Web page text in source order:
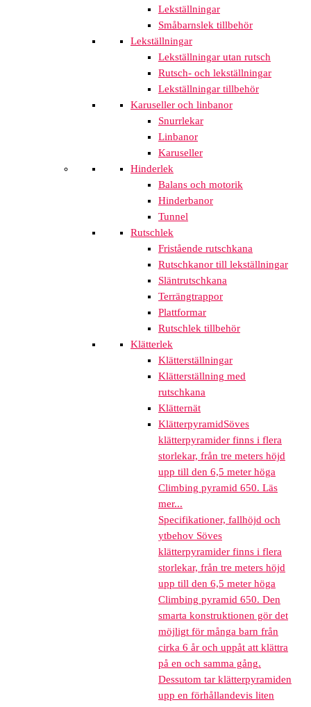
Lekställningar
Småbarnslek tillbehör
Lekställningar
Lekställningar utan rutsch
Rutsch- och lekställningar
Lekställningar tillbehör
Karuseller och linbanor
Snurrlekar
Linbanor
Karuseller
Hinderlek
Balans och motorik
Hinderbanor
Tunnel
Rutschlek
Fristående rutschkana
Rutschkanor till lekställningar
Släntrutschkana
Terrängtrappor
Plattformar
Rutschlek tillbehör
Klätterlek
Klätterställningar
Klätterställning med
rutschkana
Klätternät
KlätterpyramidSöves
klätterpyramider finns i flera
storlekar, från tre meters höjd
upp till den 6,5 meter höga
Climbing pyramid 650. Läs
mer...
Specifikationer, fallhöjd och
ytbehov Söves
klätterpyramider finns i flera
storlekar, från tre meters höjd
upp till den 6,5 meter höga
Climbing pyramid 650. Den
smarta konstruktionen gör det
möjligt för många barn från
cirka 6 år och uppåt att klättra
på en och samma gång.
Dessutom tar klätterpyramiden
upp en förhållandevis liten